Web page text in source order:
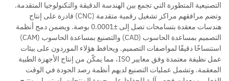
التصنيعية المتطورة التي تجمع بين الهندسة الدقيقة والتكنولوجيا المتقدمة.
وتضم مرافقهم مراكز تشغيل رقمية متقدمة (CNC) قادرة على إنتاج
هندسات معقدة بتسامحات تصل إلى ±0.0001 بوصة. ويضمن دمج أنظمة
التصميم بمساعدة الحاسوب (CAD) والتصنيع بمساعدة الحاسوب (CAM)
استنساخًا دقيقًا لمواصفات التصميم. ويحافظ هؤلاء الموردون على بيئات
عمل نظيفة معتمدة وفق معايير ISO، مما يمكّن من إنتاج الأجهزة الطبية
المعقمة. وتشمل عمليات التصنيع لديهم أنظمة رصد الجودة في الوقت